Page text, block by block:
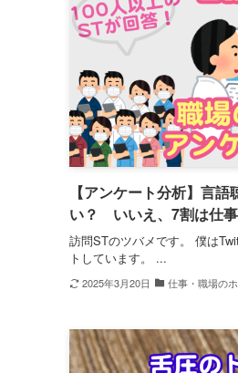
【アンケート分析】言
い？ いいえ、7割は仕事
訪問STのツバメです。 僕は
トしています。 ...
2025年3月20日 仕事・職場の